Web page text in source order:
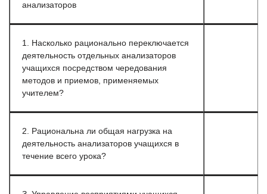
анализаторов
1. Насколько рационально переключается
деятельность отдельных анализаторов
учащихся посредством чередования
методов и приемов, применяемых
учителем?
2. Рациональна ли общая нагрузка на
деятельность анализаторов учащихся в
течение всего урока?